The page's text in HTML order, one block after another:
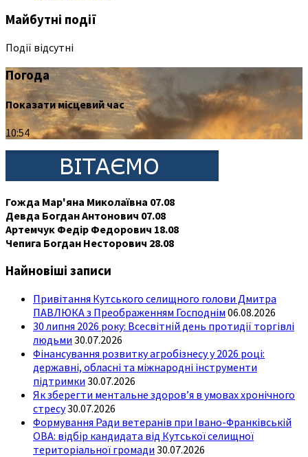
Майбутні події
Події відсутні
Погода
Показати місцевий час
10:54
Гожда Мар'яна Миколаївна 07.08
Девда Богдан Антонович 07.08
Артемчук Федір Федорович 18.08
Чепига Богдан Несторович 28.08
Найновіші записи
Привітання Кутського селищного голови Дмитра
ПАВЛЮКА з Преображенням Господнім 06.08.2026
30 липня 2026 року: Всесвітній день протидії торгівлі
людьми 30.07.2026
Фінансування розвитку агробізнесу у 2026 році:
державні, обласні та міжнародні інструменти
підтримки 30.07.2026
Як зберегти ментальне здоров’я в умовах хронічного
стресу30.07.2026
Формування Ради ветеранів при Івано-Франківській
ОВА: відбір кандидата від Кутської селищної
територіальної громади 30.07.2026